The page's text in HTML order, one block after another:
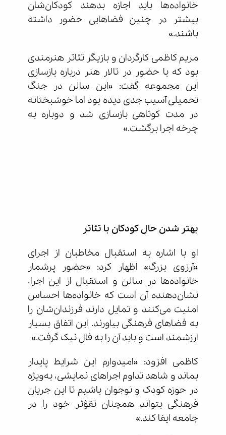
خانواده‌ها باید اجازه بدهند کودکان‌شان
بیشتر در چنین فضاهایی حضور داشته
باشند.»
مریم کاظمی کارگردان و بازیگر تئاتر هنرمندی
بود که با حضور در تالار هنر درباره بازسازی
این مجموعه گفت: «این سالن در جنگ
تحمیلی آسیب جدی دیده بود اما خوشبختانه
در مدت کوتاهی بازسازی شد و دوباره به
چرخه اجرا برگشت.»
بهتر شدن حال کودکان با تئاتر
او با اشاره به استقبال مخاطبان از اجرای
«آرزوی بزرگ» اظهار کرد: «حضور پرشمار
خانواده‌ها در سالن و استقبال از این اجرا،
نشان‌دهنده آن است که خانواده‌ها احساس
امنیت می‌کنند و تمایل دارند فرزندان‌شان را
به فضاهای فرهنگی بیاورند. این اتفاق بسیار
ارزشمند است و باید آن را به فال نیک گرفت.»
کاظمی افزود: «امیدوارم این شرایط پایدار
بماند و شاهد تداوم اجراهای نمایشی، به‌ویژه
در حوزه کودک و نوجوان باشیم تا این جریان
فرهنگی بتواند همچنان نقؤثر خود را در
جامعه ایفا کند.»